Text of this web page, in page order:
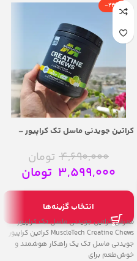
-23%
کراتین جویدنی ماسل تک کراپیور –
4,690,000 تومان
3,599,000 تومان
انتخاب گزینه‌ها
معرفی کراتین جویدنی ماسل تک کراپیور
MuscleTech Creatine Chews کراتین کراپیور
جویدنی ماسل تک یک راهکار هوشمند و
خوش‌طعم برای